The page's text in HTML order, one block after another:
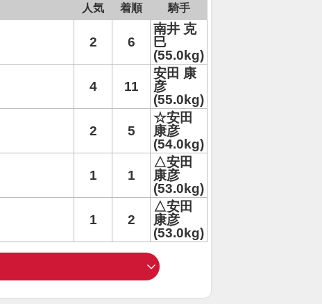
人気 着順 騎手
2 6
南井 克
巳
(55.0kg)
4 11
安田 康
彦
(55.0kg)
2 5
☆安田
康彦
(54.0kg)
1 1
△安田
康彦
(53.0kg)
1 2
△安田
康彦
(53.0kg)